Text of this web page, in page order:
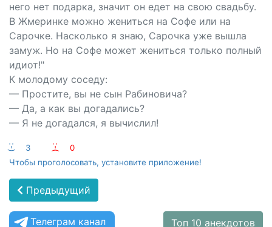
него нет подарка, значит он едет на свою свадьбу.
В Жмеринке можно жениться на Софе или на
Сарочке. Насколько я знаю, Сарочка уже вышла
замуж. Но на Софе может жениться только полный
идиот!"
К молодому соседу:
— Простите, вы не сын Рабиновича?
— Да, а как вы догадались?
— Я не догадался, я вычислил!
:-) 3 :-(
0
Чтобы проголосовать, установите приложение!
Предыдущий
Телеграм канал Топ 10 анекдотов